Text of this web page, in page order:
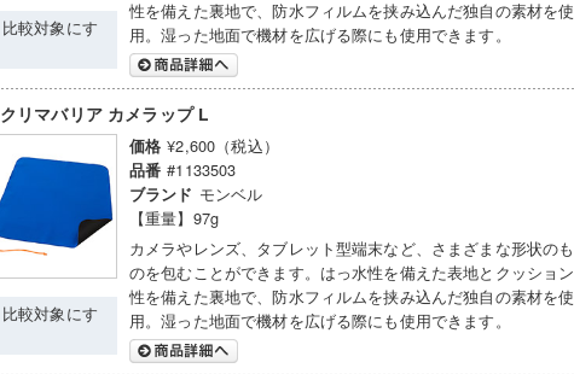
比較対象にす
性を備えた裏地で、防水フィルムを挟み込んだ独自の素材を使
用。湿った地面で機材を広げる際にも使用できます。
クリマバリア カメラップ L
比較対象にす
価格 ¥2,600（税込）
品番 #1133503
ブランド モンベル
【重量】97g
カメラやレンズ、タブレット型端末など、さまざまな形状のも
のを包むことができます。はっ水性を備えた表地とクッション
性を備えた裏地で、防水フィルムを挟み込んだ独自の素材を使
用。湿った地面で機材を広げる際にも使用できます。